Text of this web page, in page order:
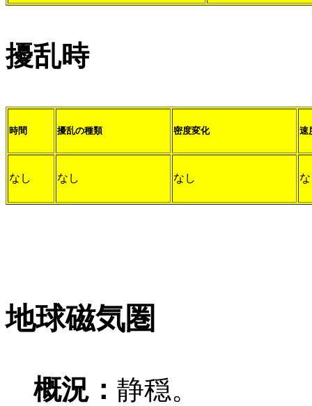
擾乱時
時間 擾乱の種類 密度変化 速
なし なし なし
地球磁気圏
概況： 静穏。